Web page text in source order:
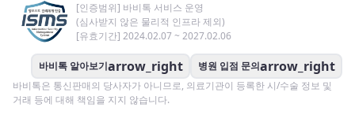
[인증범위] 바비톡 서비스 운영
(심사받지 않은 물리적 인프라 제외)
[유효기간] 2024.02.07 ~ 2027.02.06
바비톡 알아보기arrow_right 병원 입점 문의arrow_right
바비톡은 통신판매의 당사자가 아니므로, 의료기관이 등록한 시/수술 정보 및
거래 등에 대해 책임을 지지 않습니다.